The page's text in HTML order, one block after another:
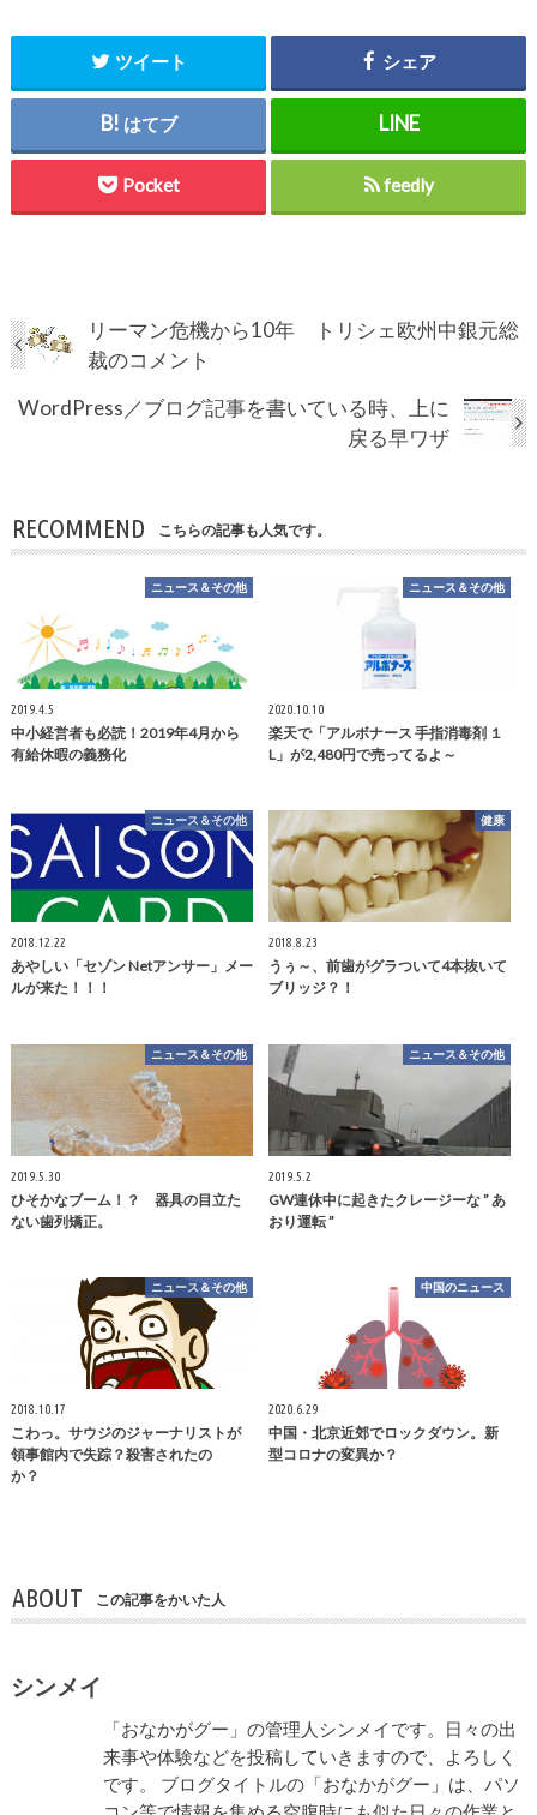
ツイート シェア
はてブ
Pocket feedly
リーマン危機から10年 トリシェ欧州中銀元総
裁のコメント
WordPress／ブログ記事を書いている時、上に
戻る早ワザ
RECOMMEND こちらの記事も人気です。
ニュース＆その他
2019.4.5
中小経営者も必読！2019年4月から
有給休暇の義務化
ニュース＆その他
2020.10.10
楽天で「アルボナース 手指消毒剤 １
L」が2,480円で売ってるよ～
ニュース＆その他
2018.12.22
あやしい「セゾン Netアンサー」メー
ルが来た！！！
健康
2018.8.23
うぅ～、前歯がグラついて4本抜いて
ブリッジ？！
ニュース＆その他
2019.5.30
ひそかなブーム！？ 器具の目立た
ない歯列矯正。
ニュース＆その他
2019.5.2
GW連休中に起きたクレージーな ” あ
おり運転 ”
ニュース＆その他
2018.10.17
こわっ。サウジのジャーナリストが
領事館内で失踪？殺害されたの
か？
中国のニュース
2020.6.29
中国・北京近郊でロックダウン。新
型コロナの変異か？
ABOUT この記事をかいた人
シンメイ
「おなかがグー」の管理人シンメイです。日々の出
来事や体験などを投稿していきますので、よろしく
です。 ブログタイトルの「おなかがグー」は、パソ